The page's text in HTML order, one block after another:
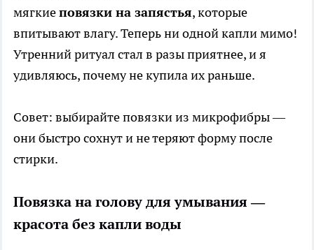
мягкиеповязки на запястья, которые
впитывают влагу. Теперь ни одной капли мимо!
Утренний ритуал стал в разы приятнее, и я
удивляюсь, почему не купила их раньше.
Совет: выбирайте повязки из микрофибры —
они быстро сохнут и не теряют форму после
стирки.
Повязка на голову для умывания —
красота без капли воды